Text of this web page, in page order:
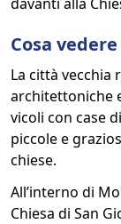
Cosa
La città vecchia
architettoniche
vicoli con case
piccole e
chiese.
All’interno di
Chiesa di San